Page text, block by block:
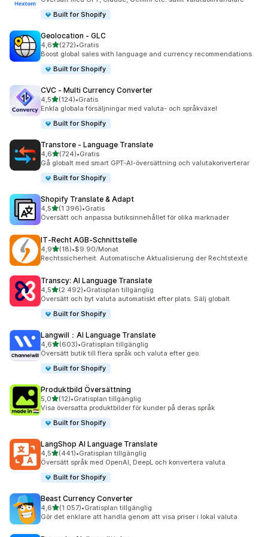
Built for Shopify
Geolocation ‑ GLC
4,6av 5 stjärnor
(272)
272 recensioner totalt
•Gratis
Boost global sales with language and currency recommendations.
Built for Shopify
CVC ‑ Multi Currency Converter
4,5av 5 stjärnor
(124)
124 recensioner totalt
•Gratis
Enkla globala försäljningar med valuta- och språkväxel
Built for Shopify
Transtore ‑ Language Translate
4,6av 5 stjärnor
(724)
724 recensioner totalt
•Gratis
Gå globalt med smart GPT-AI-översättning och valutakonverterar
Built for Shopify
Shopify Translate & Adapt
4,5av 5 stjärnor
(1 396)
1396 recensioner totalt
•Gratis
Översätt och anpassa butiksinnehållet för olika marknader
IT‑Recht AGB‑Schnittstelle
4,9av 5 stjärnor
(18)
18 recensioner totalt
•$9.90/Monat
Rechtssicherheit: Automatische Aktualisierung der Rechtstexte
Transcy: AI Language Translate
4,5av 5 stjärnor
(2 492)
2492 recensioner totalt
•Gratisplan tillgänglig
Översätt och byt valuta automatiskt efter plats. Sälj globalt.
Built for Shopify
Langwill：AI Language Translate
4,6av 5 stjärnor
(603)
603 recensioner totalt
•Gratisplan tillgänglig
Översätt butik till flera språk och valuta efter geo.
Built for Shopify
Produktbild Översättning
5,0av 5 stjärnor
(12)
12 recensioner totalt
•Gratisplan tillgänglig
Visa översatta produktbilder för kunder på deras språk
Built for Shopify
LangShop AI Language Translate
4,5av 5 stjärnor
(441)
441 recensioner totalt
•Gratisplan tillgänglig
Översätt språk med OpenAI, DeepL och konvertera valuta.
Built for Shopify
Beast Currency Converter
4,6av 5 stjärnor
(1 057)
1057 recensioner totalt
•Gratisplan tillgänglig
Gör det enklare att handla genom att visa priser i lokal valuta.